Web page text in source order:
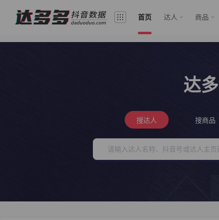
首页 达人 商品
达
搜达人 搜商品